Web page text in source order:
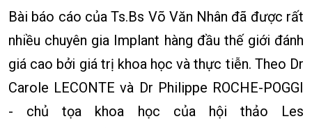
Bài báo cáo của Ts.Bs Võ Văn Nhân đã được rất
nhiều chuyên gia Implant hàng đầu thế giới đánh
giá cao bởi giá trị khoa học và thực tiễn. Theo Dr
Carole LECONTE và Dr Philippe ROCHE-POGGI
- chủ tọa khoa học của hội thảo Les